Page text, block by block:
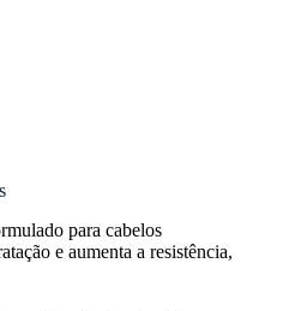
para cabelos
e aumenta a resistência,